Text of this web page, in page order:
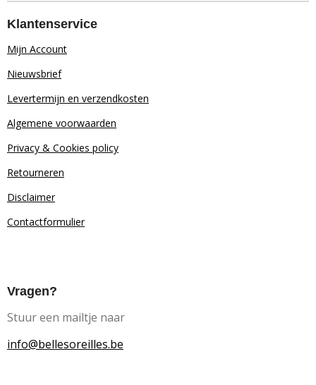
Klantenservice
Mijn Account
Nieuwsbrief
Levertermijn en verzendkosten
Algemene voorwaarden
Privacy & Cookies policy
Retourneren
Disclaimer
Contactformulier
Vragen?
Stuur een mailtje naar
info@bellesoreilles.be